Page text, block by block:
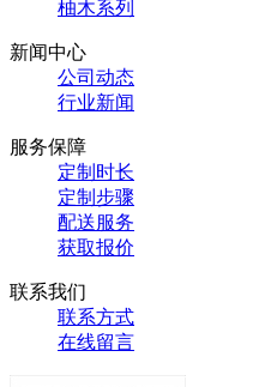
柚木系列
新闻中心
公司动态
行业新闻
服务保障
定制时长
定制步骤
配送服务
获取报价
联系我们
联系方式
在线留言